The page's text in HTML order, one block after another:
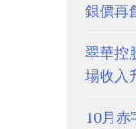
銀價再
翠華
場收入
10月